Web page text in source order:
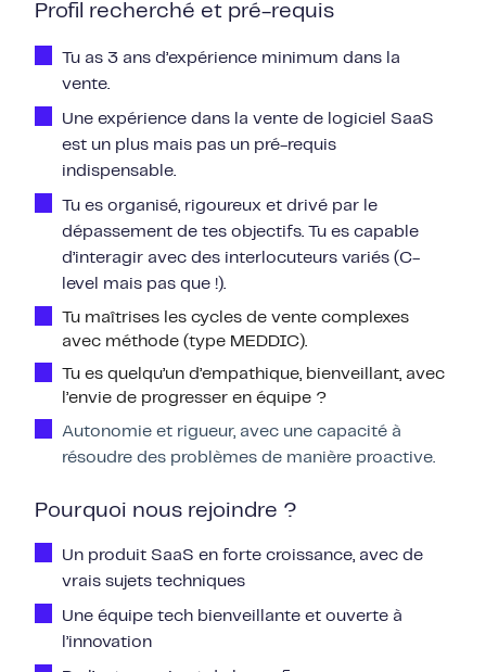
Profil recherché et pré-requis
Tu as 3 ans d’expérience minimum dans la
vente.
Une expérience dans la vente de logiciel SaaS
est un plus mais pas un pré-requis
indispensable.
Tu es organisé, rigoureux et drivé par le
dépassement de tes objectifs. Tu es capable
d’interagir avec des interlocuteurs variés (C-
level mais pas que !).
Tu maîtrises les cycles de vente complexes
avec méthode (type MEDDIC).
Tu es quelqu’un d’empathique, bienveillant, avec
l’envie de progresser en équipe ?
Autonomie et rigueur, avec une capacité à
résoudre des problèmes de manière proactive.
Pourquoi nous rejoindre ?
Un produit SaaS en forte croissance, avec de
vrais sujets techniques
Une équipe tech bienveillante et ouverte à
l’innovation